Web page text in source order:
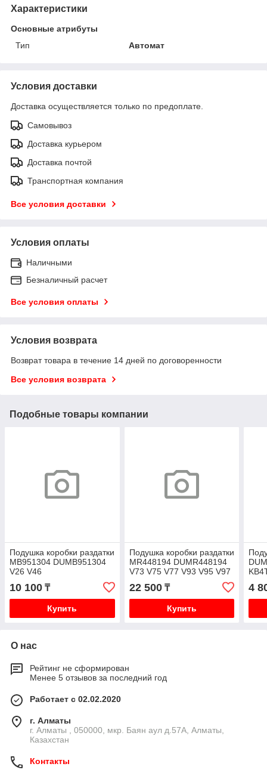
Характеристики
Основные атрибуты
Тип
Автомат
Условия доставки
Доставка осуществляется только по предоплате.
Самовывоз
Доставка курьером
Доставка почтой
Транспортная компания
Все условия доставки
Условия оплаты
Наличными
Безналичный расчет
Все условия оплаты
Условия возврата
Возврат товара в течение 14 дней по договоренности
Все условия возврата
Подобные товары компании
Подушка коробки раздатки
MB951304 DUMB951304
V26 V46
10 100 ₸
Купить
Подушка коробки раздатки
MR448194 DUMR448194
V73 V75 V77 V93 V95 V97
22 500₸
Купить
4
О нас
Рейтинг не сформирован
Менее 5 отзывов за последний год
Работает с 02.02.2020
г. Алматы
г. Алматы , 050000, мкр. Баян аул д.57А, Алматы,
Казахстан
Контакты